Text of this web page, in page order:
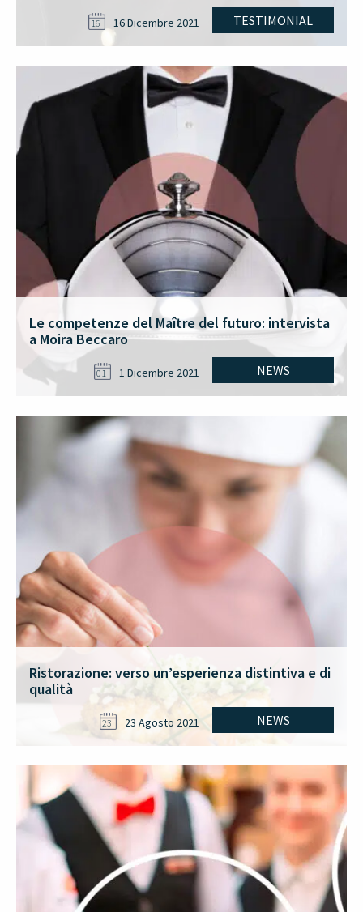
TESTIMONIAL
16 16 Dicembre 2021
Le competenze del Maître del futuro: intervista
a Moira Beccaro
NEWS
01 1 Dicembre 2021
Ristorazione: verso un’esperienza distintiva e di
qualità
NEWS
23 23 Agosto 2021